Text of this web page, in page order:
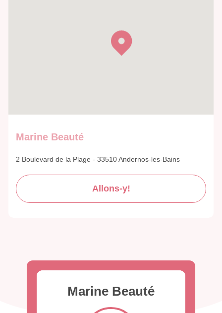
Marine Beauté
2 Boulevard de la Plage - 33510 Andernos-les-Bains
Allons-y!
Marine Beauté